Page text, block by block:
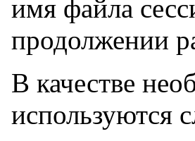
имя файла
продолжении
В качестве
используются